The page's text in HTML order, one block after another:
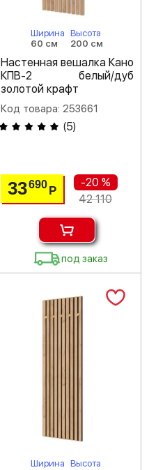
Ширина
60 см
Высота
200 см
Настенная вешалка Кано
КПВ-2 белый/дуб
золотой крафт
Код товара: 253661
(5)
33690 Р
-20 %
42 110
под заказ
Ширина
Высота